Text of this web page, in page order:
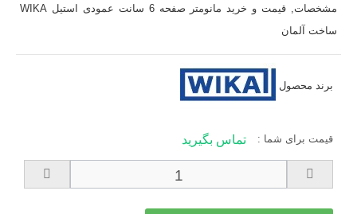
مشخصات, قیمت و خرید مانومتر صفحه 6 سانت عمودی استیل WIKA
ساخت آلمان
برند محصول
قیمت برای شما : تماس بگیرید